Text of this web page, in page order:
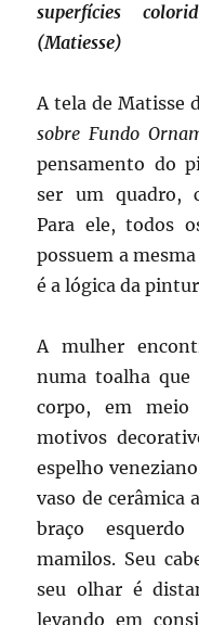
superfícies
(Matiesse)
A tela de Matisse
sobre Fundo
pensamento do
ser um quadro,
Para ele, todos
possuem a
é a lógica da
A mulher
numa toalha que
corpo, em
motivos
espelho
vaso de cerâmica
braço
mamilos. Seu
seu olhar é
levando em